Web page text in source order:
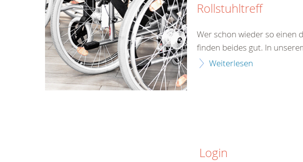
Rollstuhltreff
Wer schon wieder so einen
finden beides gut. In
Weiterlesen
Login